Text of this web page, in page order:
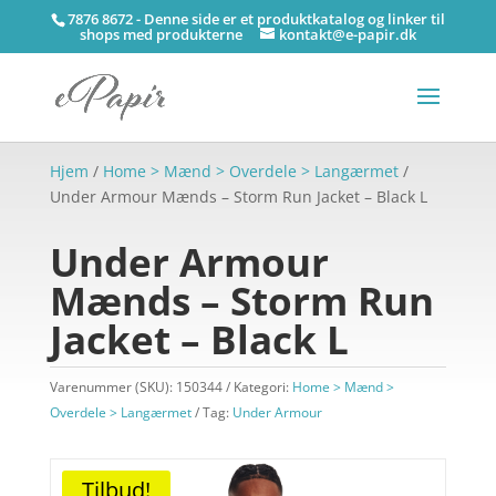
7876 8672 - Denne side er et produktkatalog og linker til
shops med produkterne kontakt@e-papir.dk
Hjem / Home > Mænd > Overdele > Langærmet/
Under Armour Mænds – Storm Run Jacket – Black L
Under Armour
Mænds – Storm Run
Jacket – Black L
Varenummer (SKU): 150344 Kategori: Home > Mænd >
Overdele > Langærmet
Tag: Under Armour
Tilbud!